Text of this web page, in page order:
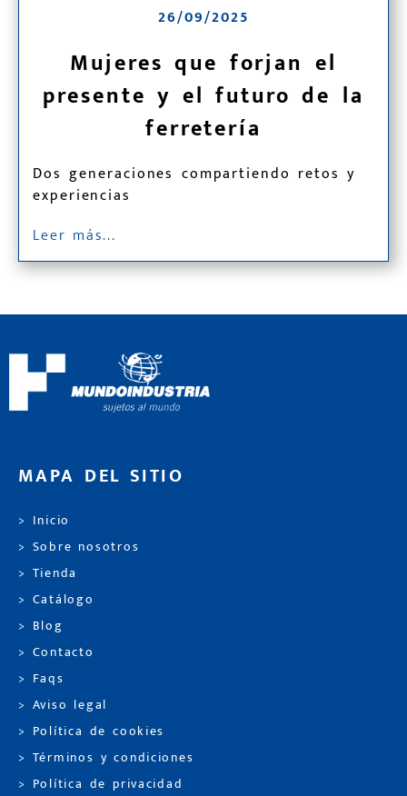
26/09/2025
Mujeres que forjan el
presente y el futuro de la
ferretería
Dos generaciones compartiendo retos y
experiencias
Leer más...
MAPA DEL SITIO
> Inicio
> Sobre nosotros
> Tienda
> Catálogo
> Blog
> Contacto
> Faqs
> Aviso legal
> Política de cookies
> Términos y condiciones
> Política de privacidad